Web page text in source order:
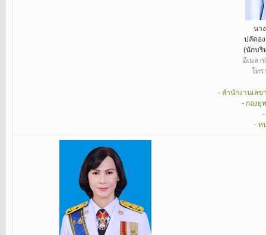
นา
ปลัดอ
(นักบริ
อีเมล
โทร
- สำนักงานเล
- กองยุ
-
- ห